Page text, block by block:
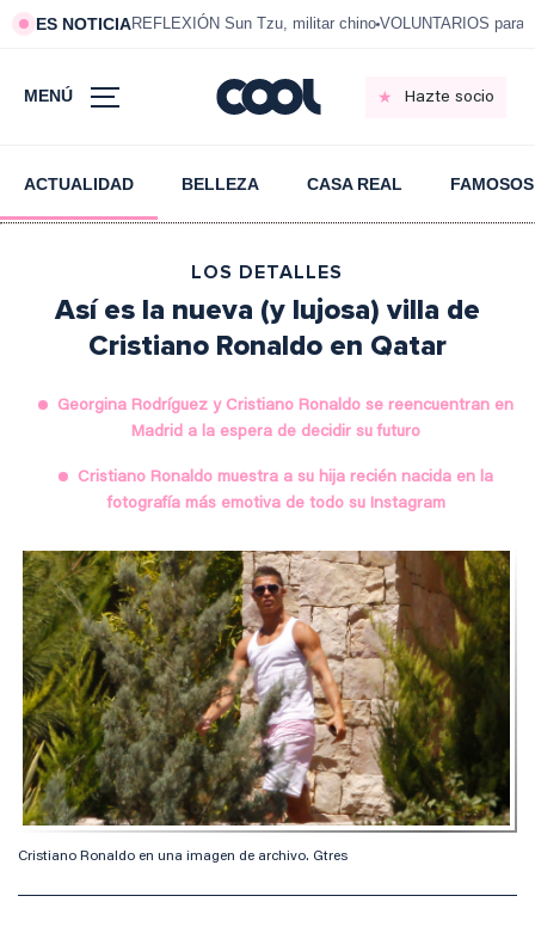
ES NOTICIAREFLEXIÓN Sun Tzu, militar chino VOLUNTARIOS para
MENÚ Hazte socio
ACTUALIDAD BELLEZA CASA REAL FAMOSOS
LOS DETALLES
Así es la nueva (y lujosa) villa de
Cristiano Ronaldo en Qatar
Georgina Rodríguez y Cristiano Ronaldo se reencuentran en
Madrid a la espera de decidir su futuro
Cristiano Ronaldo muestra a su hija recién nacida en la
fotografía más emotiva de todo su Instagram
Cristiano Ronaldo en una imagen de archivo. Gtres